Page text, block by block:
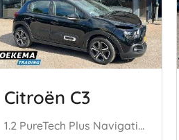
Citroën C3
1.2 PureTech Plus Navigatie Climate